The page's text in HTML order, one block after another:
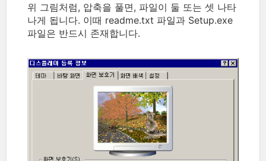
위 그림처럼, 압축을 풀면, 파일이 둘 또는 셋 나타
나게 됩니다. 이때 readme.txt 파일과 Setup.exe
파일은 반드시 존재합니다.